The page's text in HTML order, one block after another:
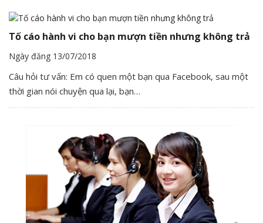
Tố cáo hành vi cho bạn mượn tiền nhưng không trả
Ngày đăng 13/07/2018
Câu hỏi tư vấn: Em có quen một bạn qua Facebook, sau một
thời gian nói chuyện qua lại, bạn…